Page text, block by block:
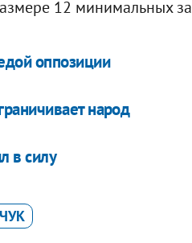
12 минимальных
оппозиции
народ
в силу